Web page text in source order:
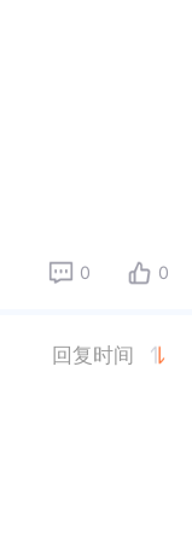
0 0
回复时间